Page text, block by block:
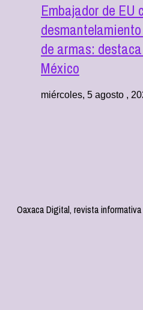
Embajador de EU
de armas:
México
miércoles, 5 agosto ,
Oaxaca Digital, revista